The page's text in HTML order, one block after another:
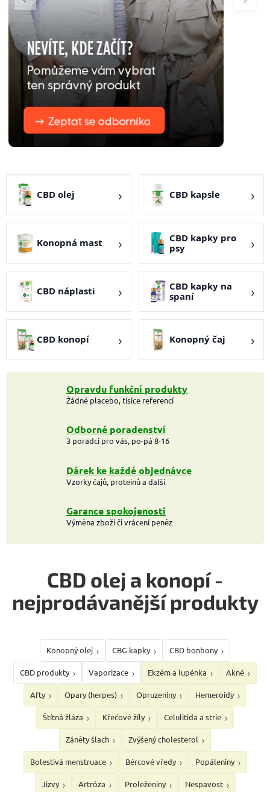
CBD olej CBD kapsle
Konopná mast
CBD kapky pro
psy
CBD náplasti
CBD kapky na
spaní
CBD konopí Konopný čaj
Opravdu funkční produkty
Žádné placebo, tisíce referencí
Odborné poradenství
3 poradci pro vás, po-pá 8-16
Dárek ke každé objednávce
Vzorky čajů, proteinů a další
Garance spokojenosti
Výměna zboží či vrácení peněz
CBD olej a konopí -
nejprodávanější produkty
Konopný olej CBG kapky CBD bonbony
CBD produkty Vaporizace Ekzém a lupénka Akné
Afty Opary (herpes) Opruzeniny Hemeroidy
Štítná žláza Křečové žíly Celulitida a strie
Záněty šlach Zvýšený cholesterol
Bolestivá menstruace Bércové vředy Popáleniny
Jizvy Artróza Proleženiny Nespavost